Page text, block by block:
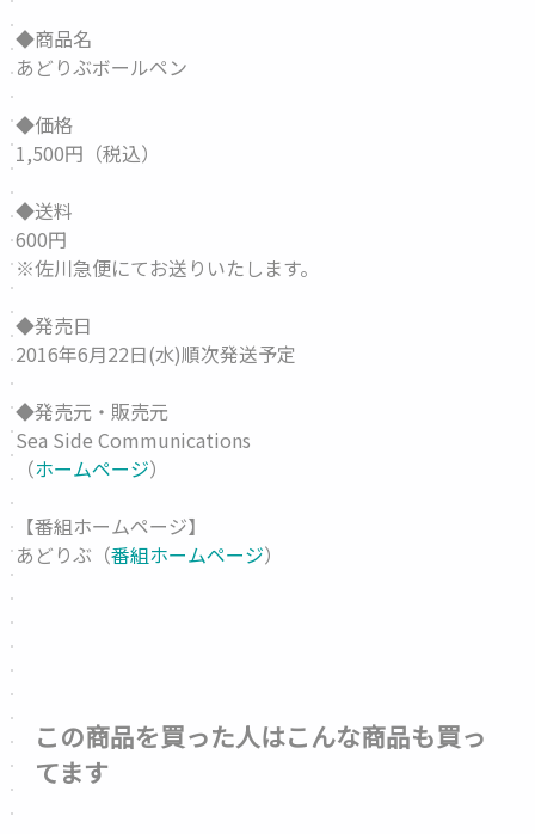
◆商品名
あどりぶボールペン
◆価格
1,500円（税込）
◆送料
600円
※佐川急便にてお送りいたします。
◆発売日
2016年6月22日(水)順次発送予定
◆発売元・販売元
Sea Side Communications
（ホームページ）
【番組ホームページ】
あどりぶ（番組ホームページ）
この商品を買った人はこんな商品も買っ
てます